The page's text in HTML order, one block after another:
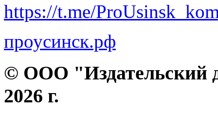
https://t.me/
проусинск.рф
© ООО "Издательский
2026 г.